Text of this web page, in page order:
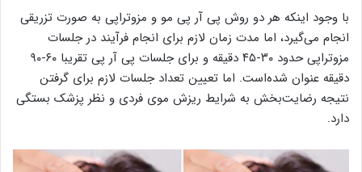
با وجود اینکه هر دو روش پی آر پی مو و مزوتراپی به صورت تزریقی
انجام می‌گیرد، اما مدت زمان لازم برای انجام فرآیند در جلسات
مزوتراپی حدود ۳۰-۴۵ دقیقه و برای جلسات پی آر پی تقریبا ۶۰-۹۰
دقیقه عنوان شده‌است. اما تعیین تعداد جلسات لازم برای گرفتن
نتیجه رضایت‌بخش به شرایط ریزش موی فردی و نظر پزشک بستگی
دارد.